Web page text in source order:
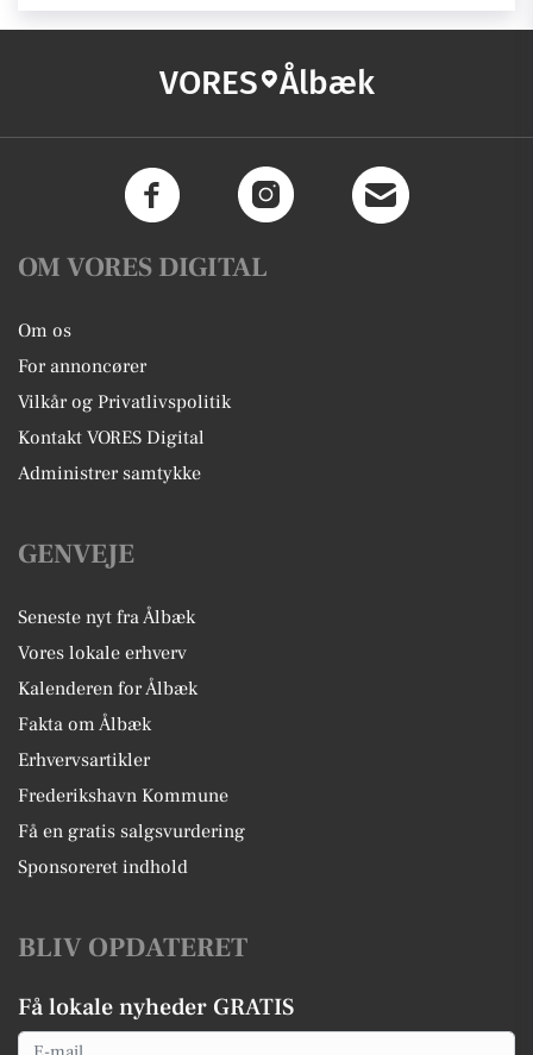
VORES Ålbæk
OM VORES DIGITAL
Om os
For annoncører
Vilkår og Privatlivspolitik
Kontakt VORES Digital
Administrer samtykke
GENVEJE
Seneste nyt fra Ålbæk
Vores lokale erhverv
Kalenderen for Ålbæk
Fakta om Ålbæk
Erhvervsartikler
Frederikshavn Kommune
Få en gratis salgsvurdering
Sponsoreret indhold
BLIV OPDATERET
Få lokale nyheder GRATIS
Email